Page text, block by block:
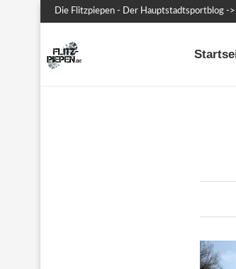
Die Flitzpiepen - Der Hauptstadtsportblog -